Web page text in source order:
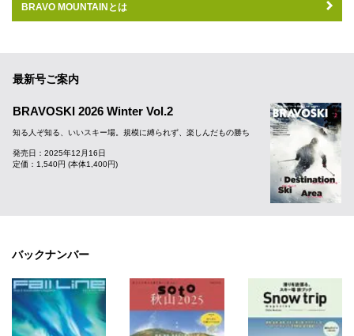
BRAVO MOUNTAINとは
最新号ご案内
BRAVOSKI 2026 Winter Vol.2
知る人ぞ知る、いいスキー場。規模に縛られず、楽しんだもの勝ち
発売日：2025年12月16日
定価：1,540円 (本体1,400円)
バックナンバー